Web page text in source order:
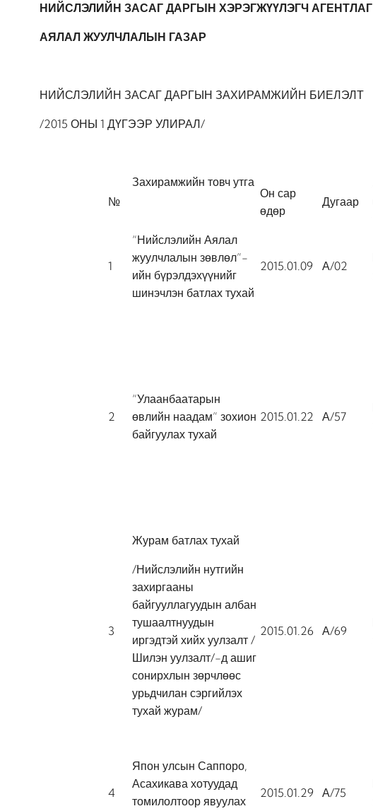
­­­НИЙСЛЭЛИЙН ЗАСАГ ДАРГЫН ХЭРЭГЖҮҮЛЭГЧ АГЕНТЛАГ
АЯЛАЛ ЖУУЛЧЛАЛЫН ГАЗАР
НИЙСЛЭЛИЙН ЗАСАГ ДАРГЫН ЗАХИРАМЖИЙН БИЕЛЭЛТ
/2015 ОНЫ 1 ДҮГЭЭР УЛИРАЛ/
№
Захирамжийн товч утга
Он сар
өдөр
Дугаар
1
“Нийслэлийн Аялал
жуулчлалын зөвлөл”-
ийн бүрэлдэхүүнийг
шинэчлэн батлах тухай
2015.01.09 А/02
2
“Улаанбаатарын
өвлийн наадам” зохион
байгуулах тухай
2015.01.22 А/57
3
Журам батлах тухай
/Нийслэлийн нутгийн
захиргааны
байгууллагуудын албан
тушаалтнуудын
иргэдтэй хийх уулзалт /
Шилэн уулзалт/-д ашиг
сонирхлын зөрчлөөс
урьдчилан сэргийлэх
тухай журам/
2015.01.26 А/69
4
Япон улсын Саппоро,
Асахикава хотуудад
томилолтоор явуулах
2015.01.29 А/75